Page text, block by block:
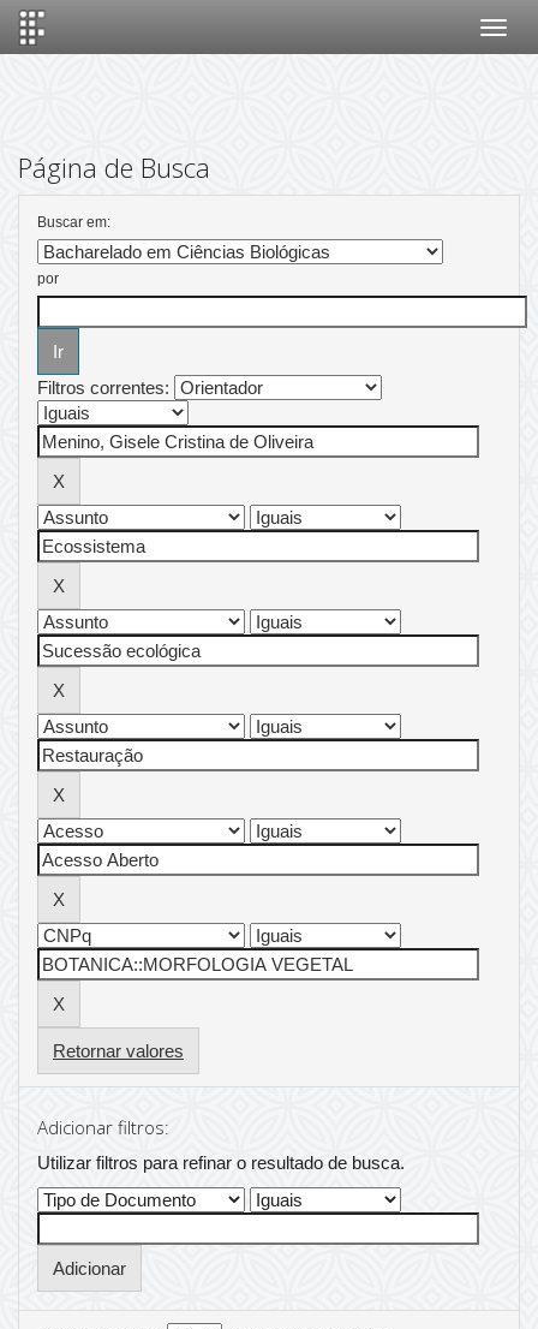
Página de Busca
Buscar em:
por
Filtros correntes:
Retornar valores
Adicionar filtros:
Utilizar filtros para refinar o resultado de busca.